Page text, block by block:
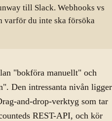
till Slack. Webhooks vs
varför du inte ska försöka
"bokföra manuellt" och
Den intressanta nivån ligger
and-drop-verktyg som tar
REST-API, och kör